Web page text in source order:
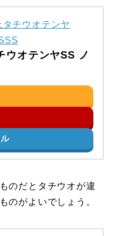
ウオテンヤSS ノ
のだとタチウオが違
のがよいでしょう。